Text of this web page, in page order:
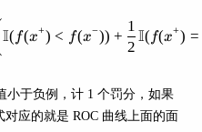
= \frac{1}{m^+
I( f(x+) < f(x−)) +
2
1 I( f(x+) =
小于负例，计 1 个罚分，如果
应的就是 ROC 曲线上面的面